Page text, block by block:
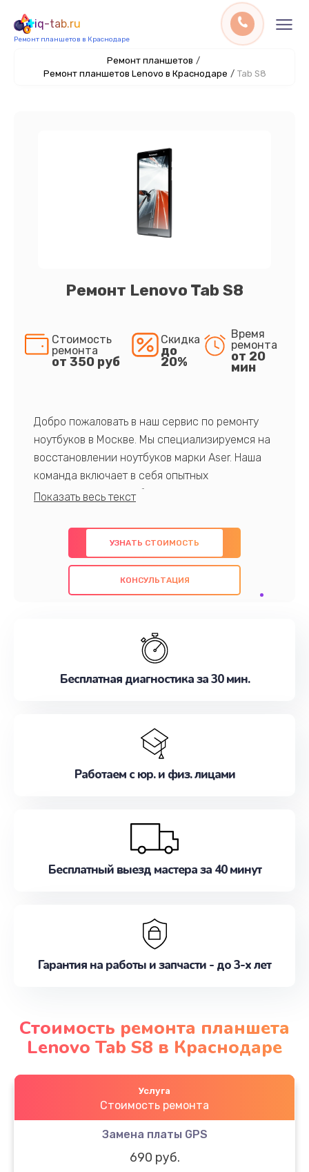
iq-tab.ru
Ремонт планшетов в Краснодаре
Ремонт планшетов /
Ремонт планшетов Lenovo в Краснодаре / Tab S8
Ремонт Lenovo Tab S8
Стоимость
ремонта
от 350 руб
Скидка
до
20%
Время
ремонта
от 20
мин
Добро пожаловать в наш сервис по ремонту
ноутбуков в Москве. Мы специализируемся на
восстановлении ноутбуков марки Aser. Наша
команда включает в себя опытных
профессионалов с обширными знаниями и
предлагаем быстрый и качественный ремонт с
использованием оригинальных компонентов, а
также гарантируем качество всех
проведенных работ. Наша цель - предоставить
наилучшим образом. Не медлите записаться на
УЗНАТЬ СТОИМОСТЬ
КОНСУЛЬТАЦИЯ
Бесплатная диагностика за 30 мин.
Работаем с юр. и физ. лицами
Бесплатный выезд мастера за 40 минут
Гарантия на работы и запчасти - до 3-х лет
Стоимость ремонта планшета
Lenovo Tab S8 в Краснодаре
Услуга
Стоимость ремонта
Замена платы GPS
690 руб.